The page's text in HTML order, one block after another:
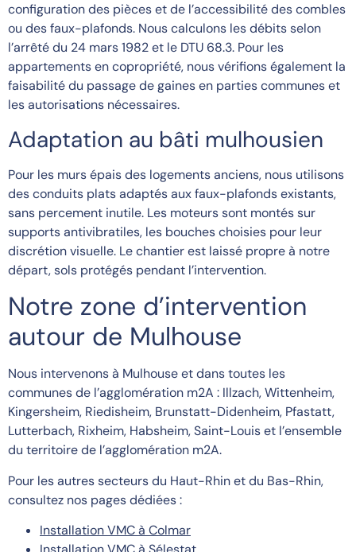
configuration des pièces et de l’accessibilité des combles
ou des faux-plafonds. Nous calculons les débits selon
l’arrêté du 24 mars 1982 et le DTU 68.3. Pour les
appartements en copropriété, nous vérifions également la
faisabilité du passage de gaines en parties communes et
les autorisations nécessaires.
Adaptation au bâti mulhousien
Pour les murs épais des logements anciens, nous utilisons
des conduits plats adaptés aux faux-plafonds existants,
sans percement inutile. Les moteurs sont montés sur
supports antivibratiles, les bouches choisies pour leur
discrétion visuelle. Le chantier est laissé propre à notre
départ, sols protégés pendant l’intervention.
Notre zone d’intervention
autour de Mulhouse
Nous intervenons à Mulhouse et dans toutes les
communes de l’agglomération m2A : Illzach, Wittenheim,
Kingersheim, Riedisheim, Brunstatt-Didenheim, Pfastatt,
Lutterbach, Rixheim, Habsheim, Saint-Louis et l’ensemble
du territoire de l’agglomération m2A.
Pour les autres secteurs du Haut-Rhin et du Bas-Rhin,
consultez nos pages dédiées :
Installation VMC à Colmar